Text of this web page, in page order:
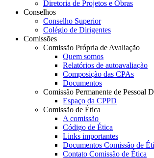
Diretoria de Projetos e Obras
Conselhos
Conselho Superior
Colégio de Dirigentes
Comissões
Comissão Própria de Avaliação
Quem somos
Relatórios de autoavaliação
Composição das CPAs
Documentos
Comissão Permanente de Pessoal
Espaço da CPPD
Comissão de Ética
A comissão
Código de Ética
Links importantes
Documentos Comissão de
Contato Comissão de Ética